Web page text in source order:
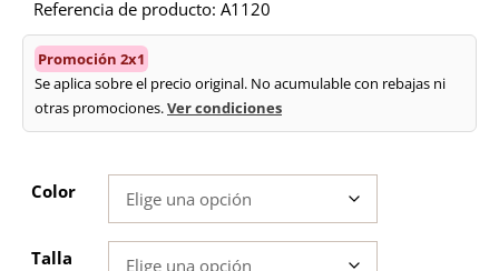
original
era:
25.95€.
es:
20.76€.
Referencia de producto: A1120
Promoción 2x1
Se aplica sobre el precio original. No acumulable con rebajas ni
otras promociones.Ver condiciones
Color
Talla